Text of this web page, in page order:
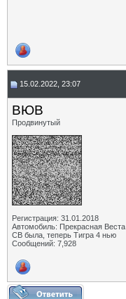
15.02.2022, 23:07
ВЮВ
Продвинутый
Регистрация: 31.01.2018
Автомобиль: Прекрасная Веста
СВ была, теперь Тигра 4 нью
Сообщений: 7,928